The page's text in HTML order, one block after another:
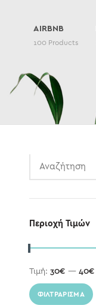
AIRBNB
100 Products
Περιοχή Τιμών
ΦΙΛΤΡΆΡΙΣΜΑ
Τιμή: 30€ — 40€